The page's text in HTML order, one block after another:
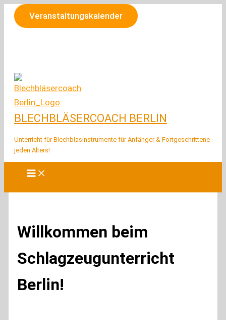
Zum
Inhalt
Veranstaltungskalender
BLECHBLÄSERCOACH BERLIN
Unterricht für Blechblasinstrumente für Anfänger & Fortgeschrittene
jeden Alters!
Willkommen beim
Schlagzeugunterricht
Berlin!